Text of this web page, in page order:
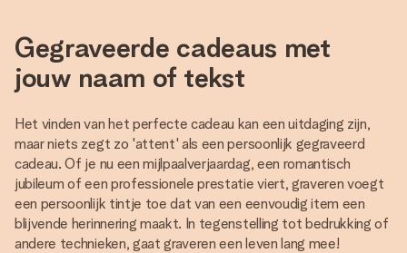
Gegraveerde cadeaus met
jouw naam of tekst
Het vinden van het perfecte cadeau kan een uitdaging zijn,
maar niets zegt zo 'attent' als een persoonlijk gegraveerd
cadeau. Of je nu een mijlpaalverjaardag, een romantisch
jubileum of een professionele prestatie viert, graveren voegt
een persoonlijk tintje toe dat van een eenvoudig item een
blijvende herinnering maakt. In tegenstelling tot bedrukking of
andere technieken, gaat graveren een leven lang mee!